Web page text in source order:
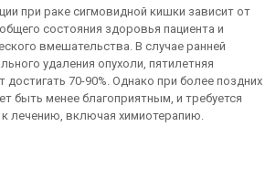
при раке сигмовидной кишки зависит от
состояния здоровья пациента и
вмешательства. В случае ранней
удаления опухоли, пятилетняя
70-90%. Однако при более поздних
быть менее благоприятным, и требуется
лечению, включая химиотерапию.